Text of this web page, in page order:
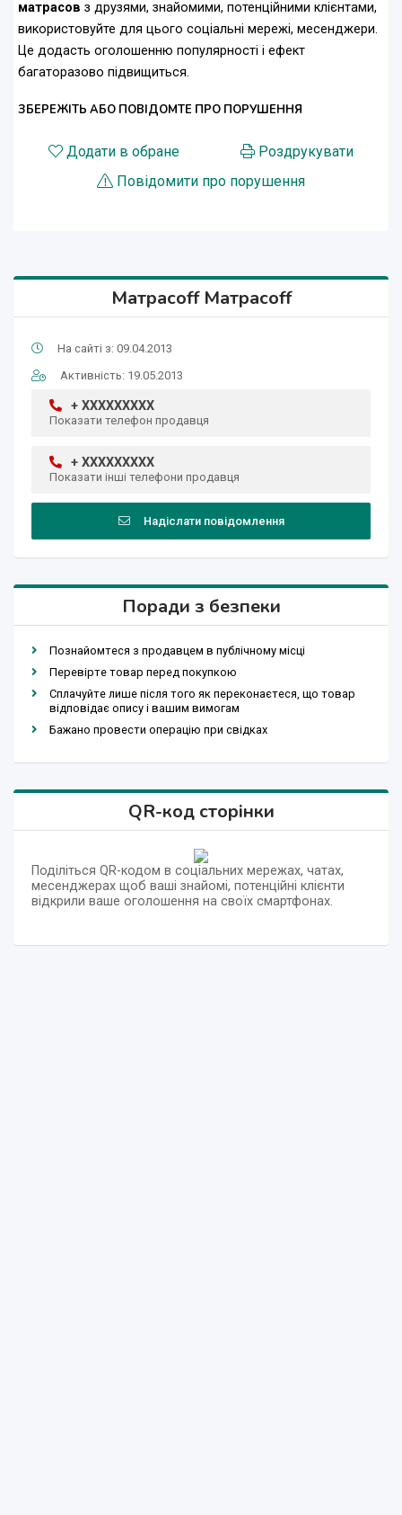
матрасов з друзями, знайомими, потенційними клієнтами,
використовуйте для цього соціальні мережі, месенджери.
Це додасть оголошенню популярності і ефект
багаторазово підвищиться.
ЗБЕРЕЖІТЬ АБО ПОВІДОМТЕ ПРО ПОРУШЕННЯ
Додати в обране
Роздрукувати
Повідомити про порушення
Матрасоff Матрасоff
На сайті з: 09.04.2013
Активність: 19.05.2013
+ XXXXXXXXX
Показати телефон продавця
+ XXXXXXXXX
Показати інші телефони продавця
Надіслати повідомлення
Поради з безпеки
Познайомтеся з продавцем в публічному місці
Перевірте товар перед покупкою
Сплачуйте лише після того як переконаєтеся, що товар
відповідає опису і вашим вимогам
Бажано провести операцію при свідках
QR-код сторінки
Поділіться QR-кодом в соціальних мережах, чатах,
месенджерах щоб ваші знайомі, потенційні клієнти
відкрили ваше оголошення на своїх смартфонах.